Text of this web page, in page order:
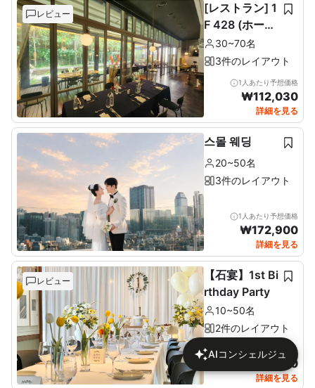
レビュー
[レストラン] 1
F 428 (ホール
60席+ルーム1
0席)
30~70名
3件のレイアウト
1人あたり予想価格
₩112,030
詳細を見る
스몰 웨딩
20~50名
3件のレイアウト
1人あたり予想価格
₩172,900
詳細を見る
レビュー
【石宴】1st Bi
rthday Party
10~50名
2件のレイアウト
1人あたり予想価格
137,680
詳細を見る
AIコンシェルジュ